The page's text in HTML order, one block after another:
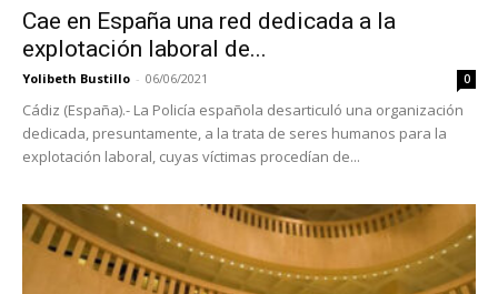
Cae en España una red dedicada a la
explotación laboral de...
Yolibeth Bustillo - 06/06/2021 0
Cádiz (España).- La Policía española desarticuló una organización
dedicada, presuntamente, a la trata de seres humanos para la
explotación laboral, cuyas víctimas procedían de...